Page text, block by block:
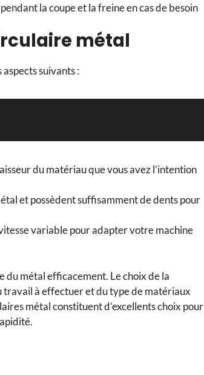
la coupe et la freine en cas de besoin
métal
suivants :
du matériau que vous avez l’intention
et possèdent suffisamment de dents pour
variable pour adapter votre machine
du métal efficacement. Le choix de la
travail à effectuer et du type de matériaux
métal constituent d’excellents choix pour